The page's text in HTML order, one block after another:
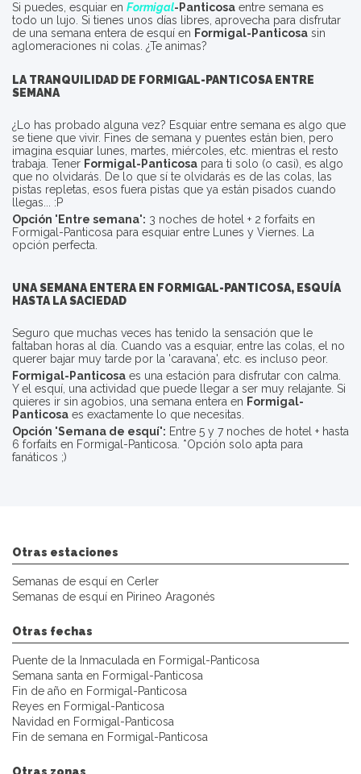
Si puedes, esquiar en Formigal-Panticosa entre semana es
todo un lujo. Si tienes unos días libres, aprovecha para disfrutar
de una semana entera de esquí en Formigal-Panticosa sin
aglomeraciones ni colas. ¿Te animas?
LA TRANQUILIDAD DE FORMIGAL-PANTICOSA ENTRE
SEMANA
¿Lo has probado alguna vez? Esquiar entre semana es algo que
se tiene que vivir. Fines de semana y puentes están bien, pero
imagina esquiar lunes, martes, miércoles, etc. mientras el resto
trabaja. Tener Formigal-Panticosa para ti solo (o casi), es algo
que no olvidarás. De lo que sí te olvidarás es de las colas, las
pistas repletas, esos fuera pistas que ya están pisados cuando
llegas... :P
Opción 'Entre semana': 3 noches de hotel + 2 forfaits en
Formigal-Panticosa para esquiar entre Lunes y Viernes. La
opción perfecta.
UNA SEMANA ENTERA EN FORMIGAL-PANTICOSA, ESQUÍA
HASTA LA SACIEDAD
Seguro que muchas veces has tenido la sensación que le
faltaban horas al día. Cuando vas a esquiar, entre las colas, el no
querer bajar muy tarde por la 'caravana', etc. es incluso peor.
Formigal-Panticosa es una estación para disfrutar con calma.
Y el esquí, una actividad que puede llegar a ser muy relajante. Si
quieres ir sin agobios, una semana entera en Formigal-
Panticosa es exactamente lo que necesitas.
Opción 'Semana de esquí': Entre 5 y 7 noches de hotel + hasta
6 forfaits en Formigal-Panticosa. *Opción solo apta para
fanáticos ;)
Otras estaciones
Semanas de esquí en Cerler
Semanas de esquí en Pirineo Aragonés
Otras fechas
Puente de la Inmaculada en Formigal-Panticosa
Semana santa en Formigal-Panticosa
Fin de año en Formigal-Panticosa
Reyes en Formigal-Panticosa
Navidad en Formigal-Panticosa
Fin de semana en Formigal-Panticosa